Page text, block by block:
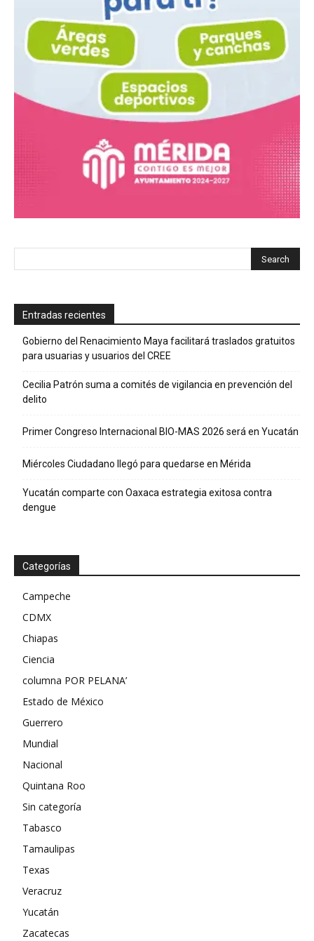
Entradas recientes
Gobierno del Renacimiento Maya facilitará traslados gratuitos
para usuarias y usuarios del CREE
Cecilia Patrón suma a comités de vigilancia en prevención del
delito
Primer Congreso Internacional BIO-MAS 2026 será en Yucatán
Miércoles Ciudadano llegó para quedarse en Mérida
Yucatán comparte con Oaxaca estrategia exitosa contra
dengue
Categorías
Campeche
CDMX
Chiapas
Ciencia
columna POR PELANA’
Estado de México
Guerrero
Mundial
Nacional
Quintana Roo
Sin categoría
Tabasco
Tamaulipas
Texas
Veracruz
Yucatán
Zacatecas